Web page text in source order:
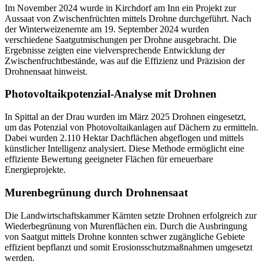
Im November 2024 wurde in Kirchdorf am Inn ein Projekt zur
Aussaat von Zwischenfrüchten mittels Drohne durchgeführt. Nach
der Winterweizenernte am 19. September 2024 wurden
verschiedene Saatgutmischungen per Drohne ausgebracht. Die
Ergebnisse zeigten eine vielversprechende Entwicklung der
Zwischenfruchtbestände, was auf die Effizienz und Präzision der
Drohnensaat hinweist.
Photovoltaikpotenzial-Analyse mit Drohnen
In Spittal an der Drau wurden im März 2025 Drohnen eingesetzt,
um das Potenzial von Photovoltaikanlagen auf Dächern zu ermitteln.
Dabei wurden 2.110 Hektar Dachflächen abgeflogen und mittels
künstlicher Intelligenz analysiert. Diese Methode ermöglicht eine
effiziente Bewertung geeigneter Flächen für erneuerbare
Energieprojekte.
Murenbegrünung durch Drohnensaat
Die Landwirtschaftskammer Kärnten setzte Drohnen erfolgreich zur
Wiederbegrünung von Murenflächen ein. Durch die Ausbringung
von Saatgut mittels Drohne konnten schwer zugängliche Gebiete
effizient bepflanzt und somit Erosionsschutzmaßnahmen umgesetzt
werden.